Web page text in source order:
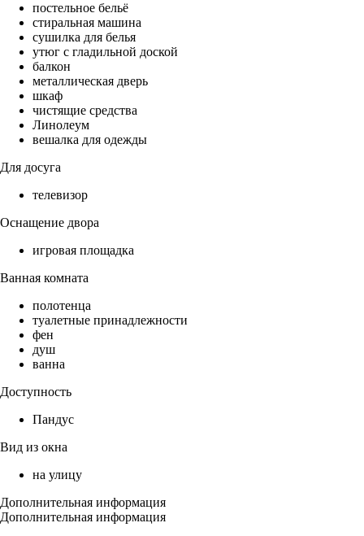
постельное бельё
стиральная машина
сушилка для белья
утюг с гладильной доской
балкон
металлическая дверь
шкаф
чистящие средства
Линолеум
вешалка для одежды
Для досуга
телевизор
Оснащение двора
игровая площадка
Ванная комната
полотенца
туалетные принадлежности
фен
душ
ванна
Доступность
Пандус
Вид из окна
на улицу
Дополнительная информация
Дополнительная информация